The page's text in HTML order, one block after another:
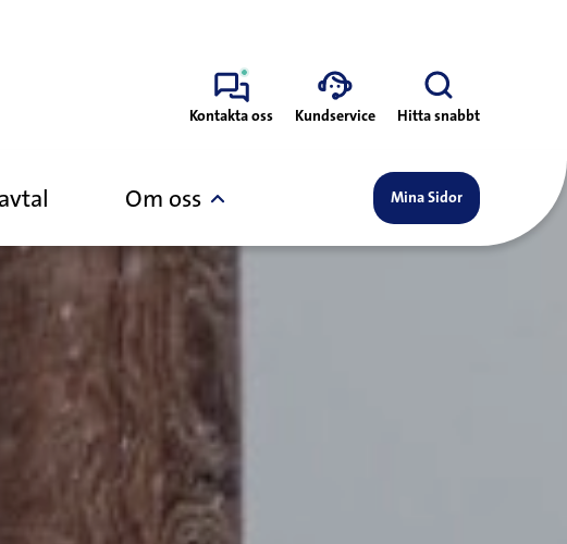
Kontakta oss Kundservice Hitta snabbt
Om oss Mina Sidor